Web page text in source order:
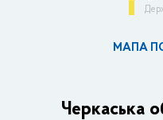
МАПА
Черкаська